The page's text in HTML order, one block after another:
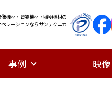
機材・音響機材・照明機材の
ペレーションならサンテクニカ
事例 映像